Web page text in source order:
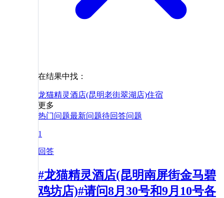
在结果中找：
龙猫精灵酒店(昆明老街翠湖店)住宿
更多
热门问题最新问题待回答问题
1
回答
#龙猫精灵酒店(昆明南屏街金马碧
鸡坊店)#请问8月30号和9月10号各